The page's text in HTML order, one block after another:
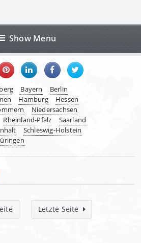
Show Menu
Bayern
Berlin
Hamburg
Hessen
Niedersachsen
Rheinland-Pfalz
Saarland
Schleswig-Holstein
Letzte Seite